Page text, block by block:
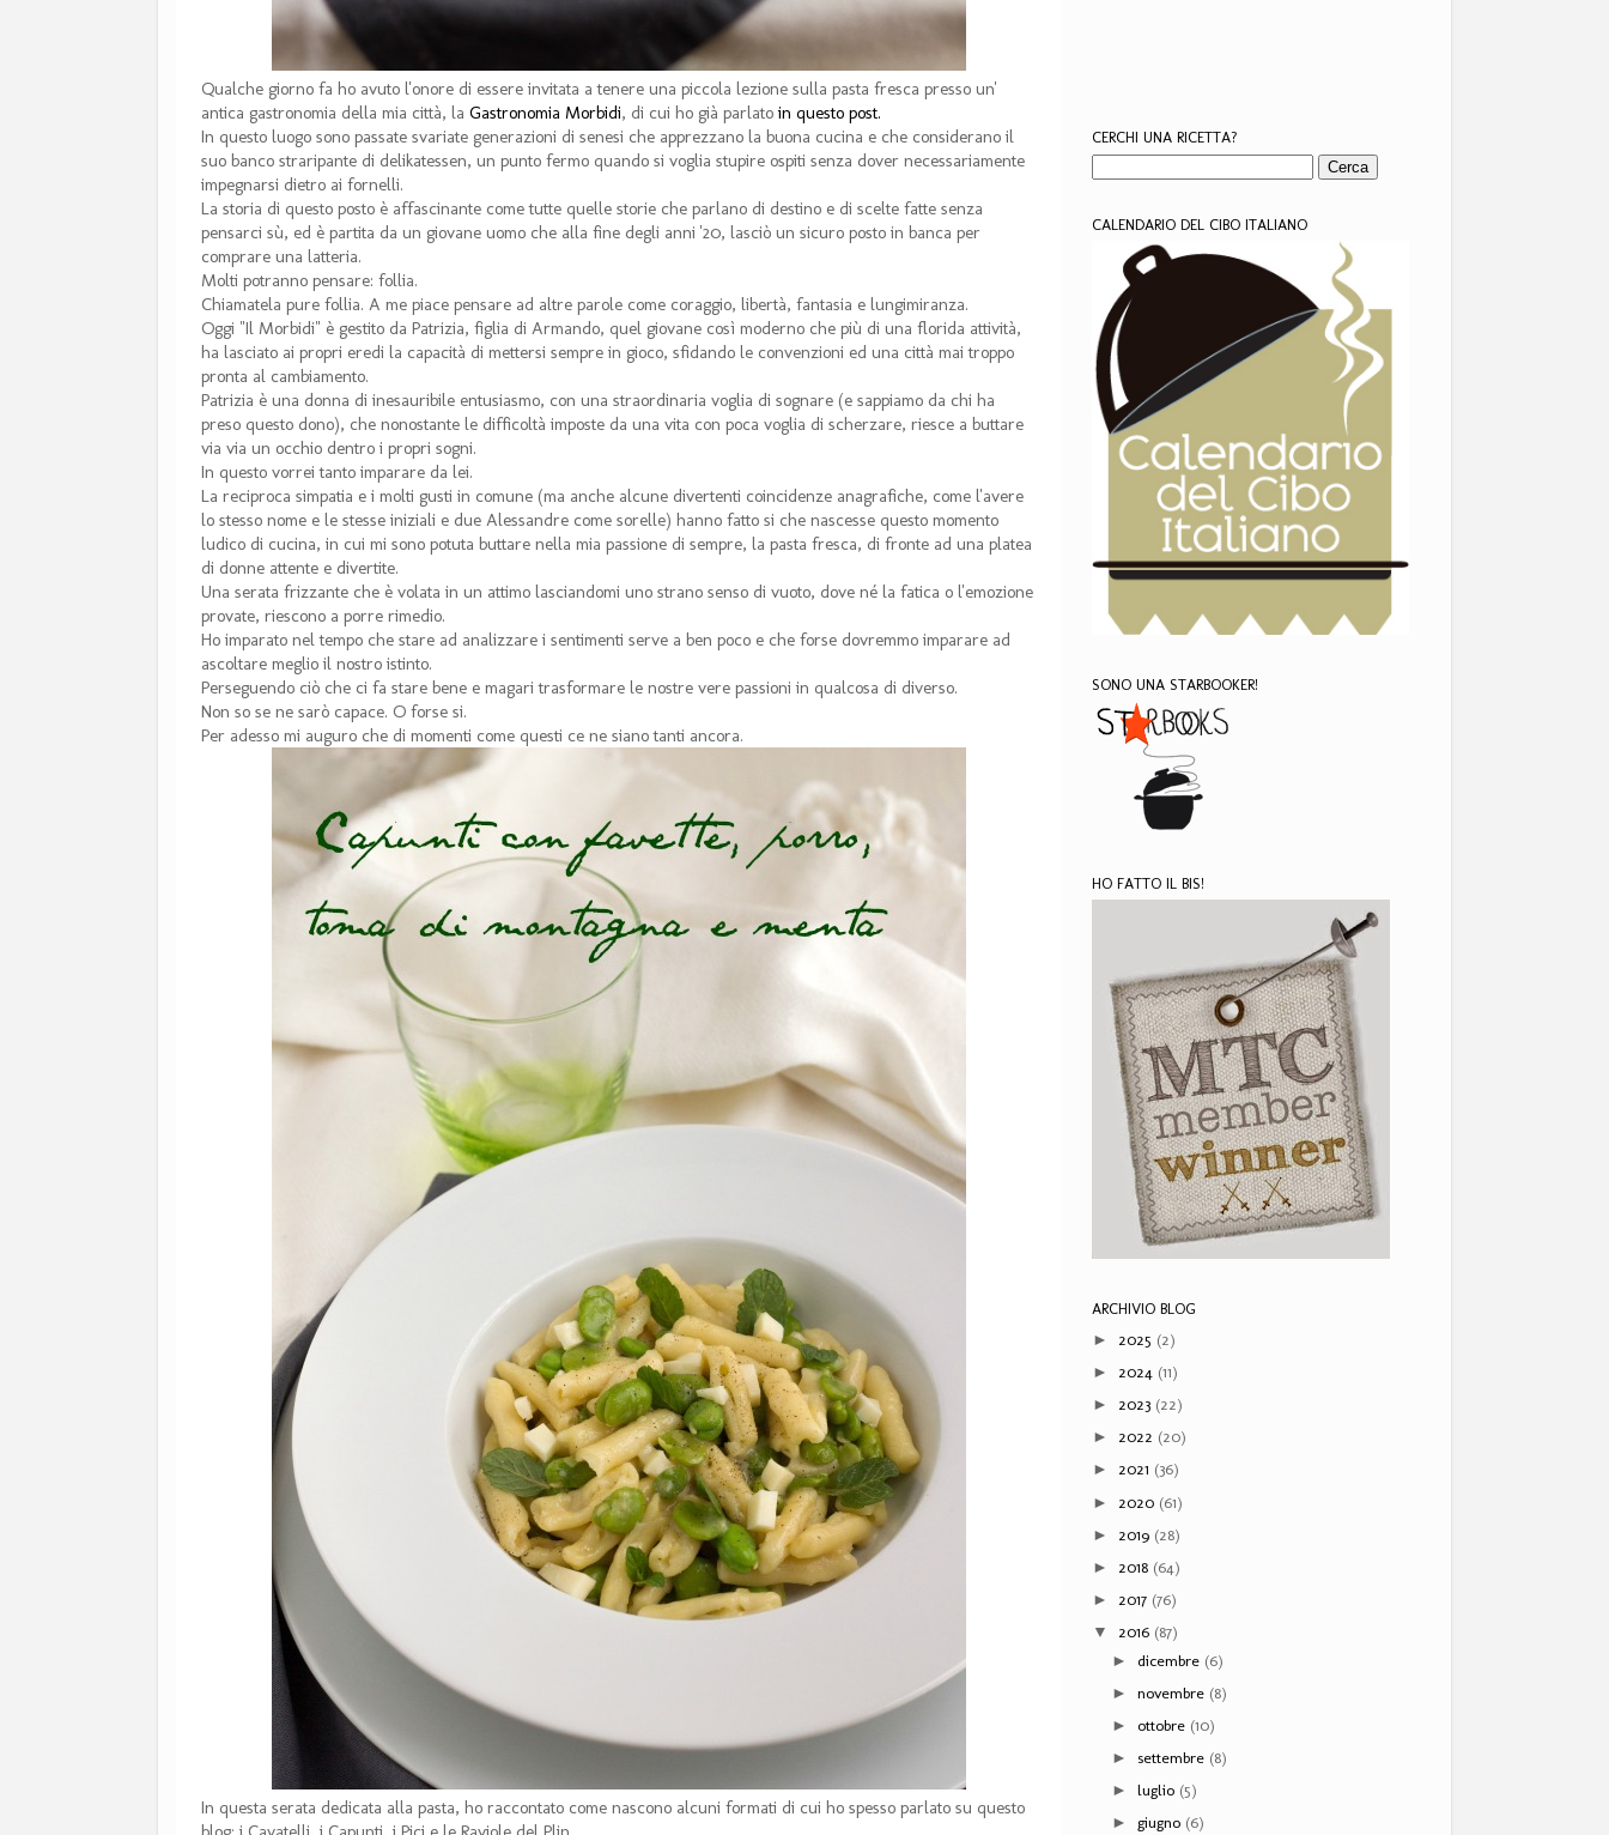
Qualche giorno fa ho avuto l'onore di essere invitata a tenere una piccola lezione sulla pasta fresca presso un'
antica gastronomia della mia città, la Gastronomia Morbidi, di cui ho già parlato in questo post.
In questo luogo sono passate svariate generazioni di senesi che apprezzano la buona cucina e che considerano il
suo banco straripante di delikatessen, un punto fermo quando si voglia stupire ospiti senza dover necessariamente
impegnarsi dietro ai fornelli.
La storia di questo posto è affascinante come tutte quelle storie che parlano di destino e di scelte fatte senza
pensarci sù, ed è partita da un giovane uomo che alla fine degli anni '20, lasciò un sicuro posto in banca per
comprare una latteria.
Molti potranno pensare: follia.
Chiamatela pure follia. A me piace pensare ad altre parole come coraggio, libertà, fantasia e lungimiranza.
Oggi "Il Morbidi" è gestito da Patrizia, figlia di Armando, quel giovane così moderno che più di una florida attività,
ha lasciato ai propri eredi la capacità di mettersi sempre in gioco, sfidando le convenzioni ed una città mai troppo
pronta al cambiamento.
Patrizia è una donna di inesauribile entusiasmo, con una straordinaria voglia di sognare (e sappiamo da chi ha
preso questo dono), che nonostante le difficoltà imposte da una vita con poca voglia di scherzare, riesce a buttare
via via un occhio dentro i propri sogni.
In questo vorrei tanto imparare da lei.
La reciproca simpatia e i molti gusti in comune (ma anche alcune divertenti coincidenze anagrafiche, come l'avere
lo stesso nome e le stesse iniziali e due Alessandre come sorelle) hanno fatto si che nascesse questo momento
ludico di cucina, in cui mi sono potuta buttare nella mia passione di sempre, la pasta fresca, di fronte ad una platea
di donne attente e divertite.
Una serata frizzante che è volata in un attimo lasciandomi uno strano senso di vuoto, dove né la fatica o l'emozione
provate, riescono a porre rimedio.
Ho imparato nel tempo che stare ad analizzare i sentimenti serve a ben poco e che forse dovremmo imparare ad
ascoltare meglio il nostro istinto.
Perseguendo ciò che ci fa stare bene e magari trasformare le nostre vere passioni in qualcosa di diverso.
Non so se ne sarò capace. O forse si.
Per adesso mi auguro che di momenti come questi ce ne siano tanti ancora.
In questa serata dedicata alla pasta, ho raccontato come nascono alcuni formati di cui ho spesso parlato su questo
CERCHI UNA RICETTA?
CALENDARIO DEL CIBO ITALIANO
SONO UNA STARBOOKER!
HO FATTO IL BIS!
ARCHIVIO BLOG
► 2025 (2)
► 2024 (11)
► 2023 (22)
► 2022 (20)
► 2021 (36)
► 2020 (61)
► 2019 (28)
► 2018 (64)
► 2017 (76)
▼ 2016 (87)
► dicembre (6)
►novembre (8)
► ottobre (10)
► settembre (8)
►luglio (5)
► giugno (6)